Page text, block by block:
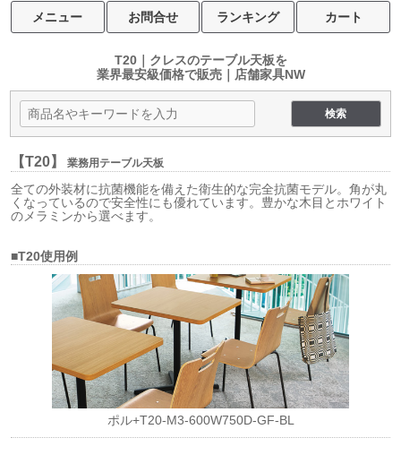
メニュー お問合せ ランキング カート
T20｜クレスのテーブル天板を
業界最安級価格で販売｜店舗家具NW
【T20】 業務用テーブル天板
全ての外装材に抗菌機能を備えた衛生的な完全抗菌モデル。角が丸
くなっているので安全性にも優れています。豊かな木目とホワイト
のメラミンから選べます。
■T20使用例
ポル+T20-M3-600W750D-GF-BL